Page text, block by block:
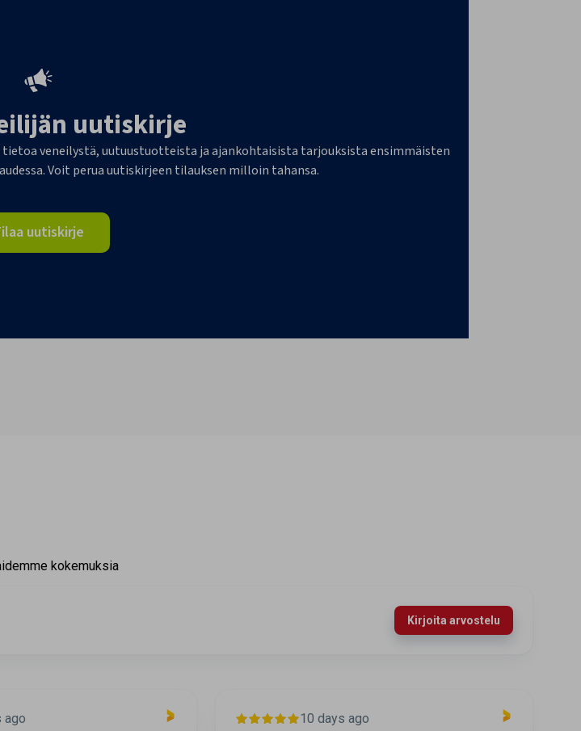
uutiskirje
veneilystä, uutuustuotteista ja ajankohtaisista tarjouksista ensimmäisten
Voit perua uutiskirjeen tilauksen milloin tahansa.
uutiskirje
kokemuksia
Kirjoita arvostelu
ago
10 days ago